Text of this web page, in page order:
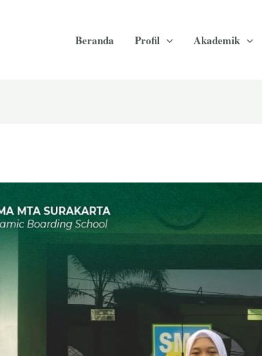
Beranda Profil Akademik